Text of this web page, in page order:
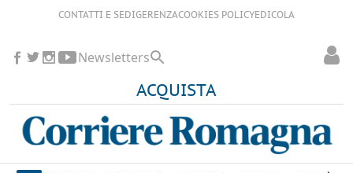
CONTATTI E SEDIGERENZACOOKIES POLICYEDICOLA
ACQUISTA
Newsletters